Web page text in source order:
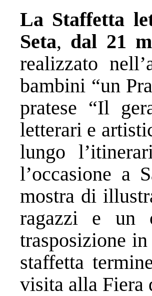
La Staffetta
Seta, dal 21
realizzato
bambini “un
pratese “Il
letterari e
lungo
l’occasione a
mostra di
ragazzi e un
trasposizione
staffetta
visita alla Fiera